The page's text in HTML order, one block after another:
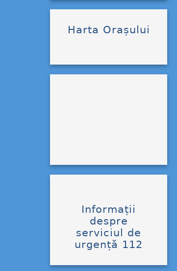
Harta Orașului
Informații
despre
serviciul de
urgență 112